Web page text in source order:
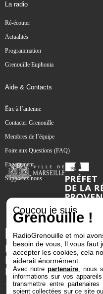
La radio
Ré-écouter
Actualités
Programmation
Grenouille Euphonia
Aide & Contacts
Être à l’antenne
Contacter Grenouille
Membres de l’équipe
Foire aux Questions (FAQ)
Engagement
Supportez-nous
Coucou je suis
Grenouille !
RadioGrenouille et moi
besoin de vous, Il vous faut
accepter les cookies, cela
aiderait énormément.
Avec notrepartenaire , nous
informations sur vos
transmettre entre
soient collectées sur ce site